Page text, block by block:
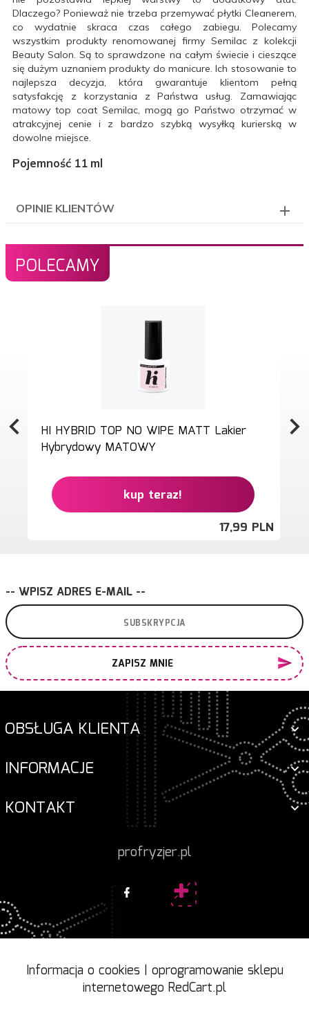
Dlaczego? Ponieważ nie trzeba przemywać płytki Cleanerem,
co wydatnie skraca czas całego zabiegu. Polecamy
wszystkim produkty renomowanej firmy Semilac z kolekcji
Beauty Salon. Są to sprawdzone na całym świecie i cieszące
się dużym uznaniem produkty do manicure. Ich stosowanie to
najlepsza decyzja, która gwarantuje klientom pełną
satysfakcję z korzystania z Państwa usług. Zamawiając
matowy top coat Semilac, mogą go Państwo otrzymać w
atrakcyjnej cenie i z bardzo szybką wysyłką kurierską w
dowolne miejsce.
Pojemność 11 ml
OPINIE KLIENTÓW
POLECAMY
HI HYBRID TOP NO WIPE MATT Lakier
Hybrydowy MATOWY
kup teraz!
17,99 PLN
-- WPISZ ADRES E-MAIL --
ZAPISZ MNIE
OBSŁUGA KLIENTA
INFORMACJE
KONTAKT
profryzjer.pl
Informacja o cookies | oprogramowanie sklepu
internetowego RedCart.pl